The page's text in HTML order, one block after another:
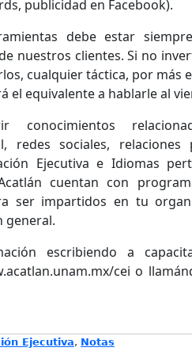
publicidad en Facebook).
debe estar
nuestros clientes. Si no
cualquier táctica, por más
el equivalente a hablarle al
conocimientos
redes sociales,
Ejecutiva e Idiomas
cuentan con
ser impartidos en tu
general.
escribiendo a
cei o
Ejecutiva, Notas